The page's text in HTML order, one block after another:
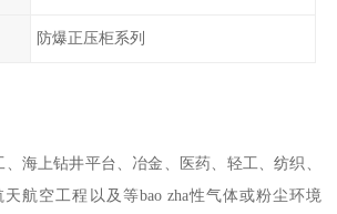
防爆正压柜系列
海上钻井平台、冶金、医药、轻工、纺织、
航空工程以及等bao zha性气体或粉尘环境